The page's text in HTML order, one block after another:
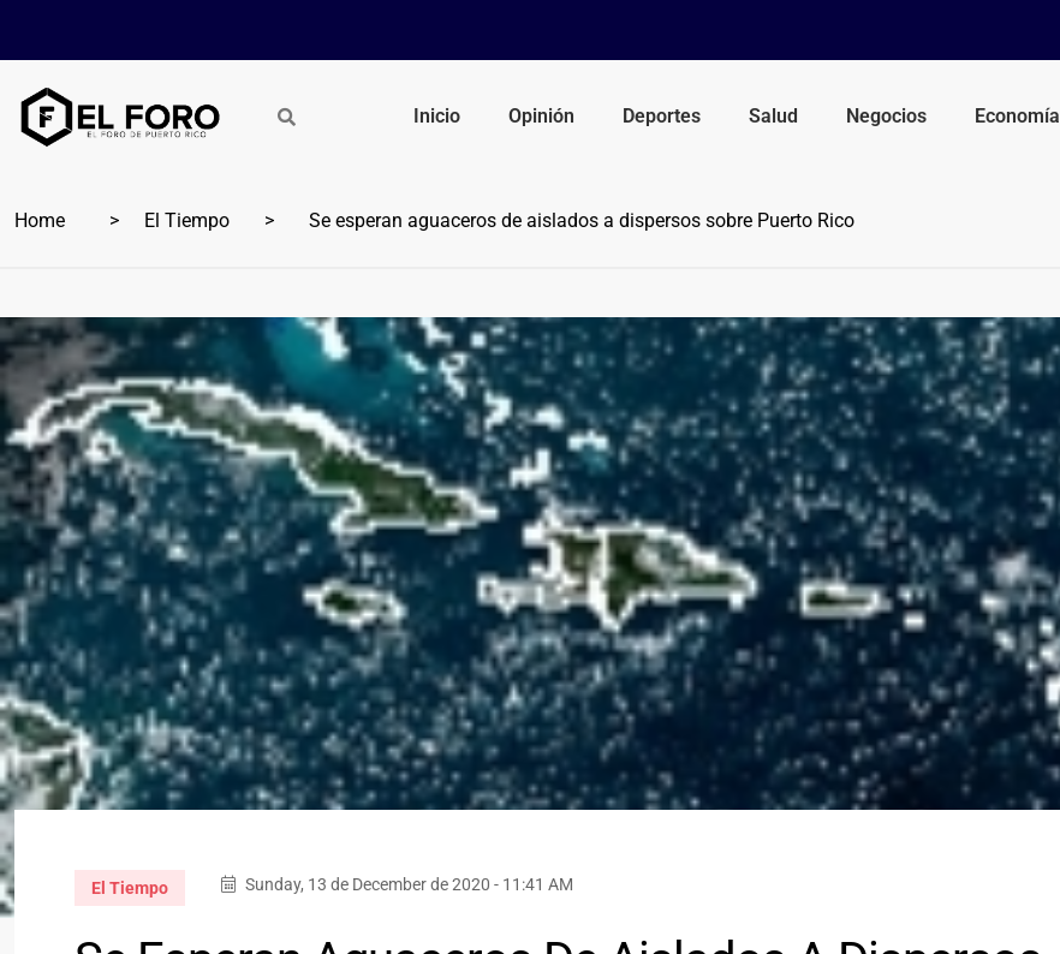
Inicio Opinión Deportes Salud Negocios Economía
Home El Tiempo Se esperan aguaceros de aislados a dispersos sobre Puerto Rico
El Tiempo Sunday, 13 de December de 2020 - 11:41 AM